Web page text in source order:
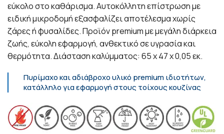
εύκολο στο καθάρισμα. Αυτοκόλλητη επίστρωση με
ειδική μικροδομή εξασφαλίζει αποτέλεσμα χωρίς
ζάρες ή φυσαλίδες. Προϊόν premium με μεγάλη διάρκεια
ζωής, εύκολη εφαρμογή, ανθεκτικό σε υγρασία και
θερμότητα. Διάσταση καλύμματος: 65 x 47 x 0,05 εκ.
Πυρίμαχο και αδιάβροχο υλικό premium ιδιοτήτων,
κατάλληλο για εφαρμογή στους τοίχους κουζίνας